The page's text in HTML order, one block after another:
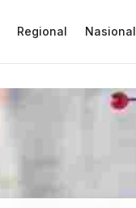
Regional Nasional